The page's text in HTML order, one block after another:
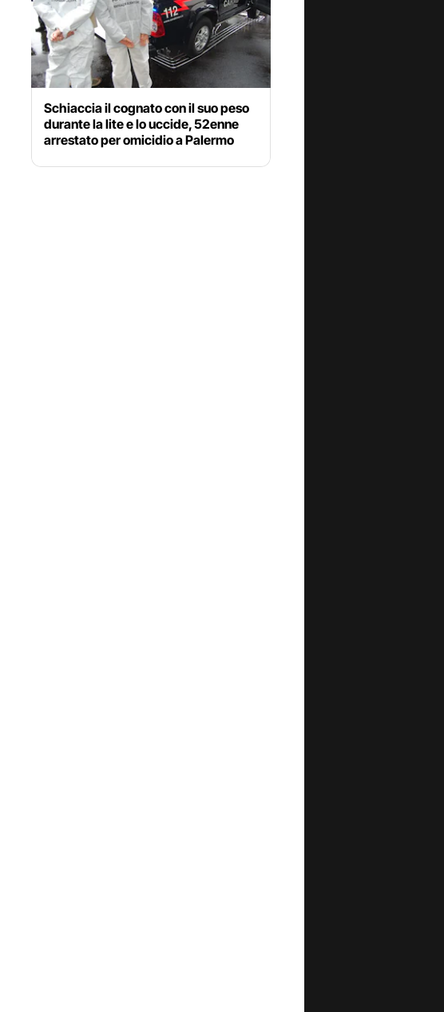
Schiaccia il cognato con il suo peso
durante la lite e lo uccide, 52enne
arrestato per omicidio a Palermo